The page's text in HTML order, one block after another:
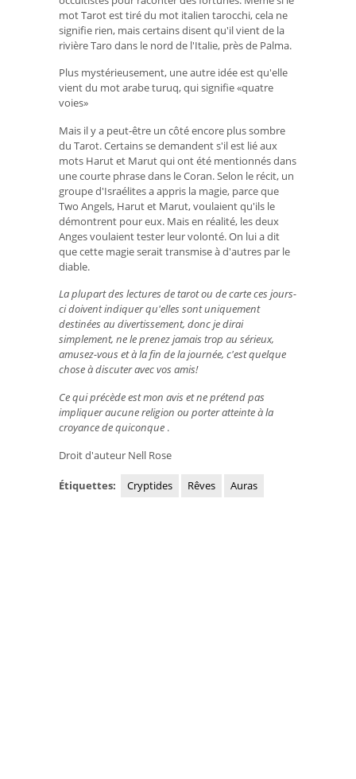
mot Tarot est tiré du mot italien tarocchi, cela ne
signifie rien, mais certains disent qu'il vient de la
rivière Taro dans le nord de l'Italie, près de Palma.
Plus mystérieusement, une autre idée est qu'elle
vient du mot arabe turuq, qui signifie «quatre
voies»
Mais il y a peut-être un côté encore plus sombre
du Tarot. Certains se demandent s'il est lié aux
mots Harut et Marut qui ont été mentionnés dans
une courte phrase dans le Coran. Selon le récit, un
groupe d'Israélites a appris la magie, parce que
Two Angels, Harut et Marut, voulaient qu'ils le
démontrent pour eux. Mais en réalité, les deux
Anges voulaient tester leur volonté. On lui a dit
que cette magie serait transmise à d'autres par le
diable.
La plupart des lectures de tarot ou de carte ces jours-
ci doivent indiquer qu'elles sont uniquement
destinées au divertissement, donc je dirai
simplement, ne le prenez jamais trop au sérieux,
amusez-vous et à la fin de la journée, c'est quelque
chose à discuter avec vos amis!
Ce qui précède est mon avis et ne prétend pas
impliquer aucune religion ou porter atteinte à la
croyance dequiconque .
Droit d'auteur Nell Rose
Étiquettes: Cryptides Rêves Auras